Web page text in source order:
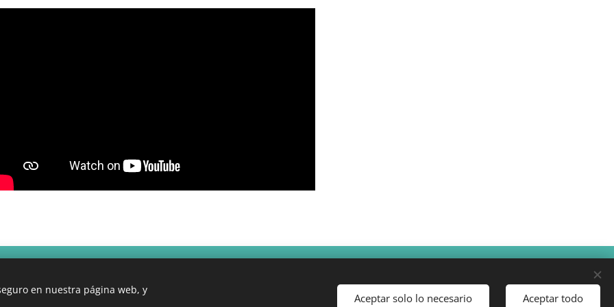
en nuestra página web, y
Aceptar solo lo necesario Aceptar todo